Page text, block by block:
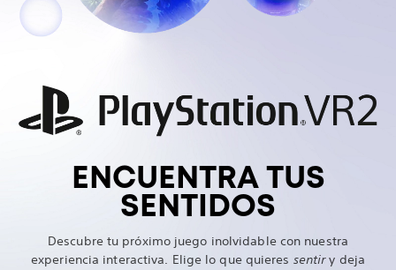
ENCUENTRA TUS
SENTIDOS
Descubre tu próximo juego inolvidable con nuestra
experiencia interactiva. Elige lo que quieres sentiry deja